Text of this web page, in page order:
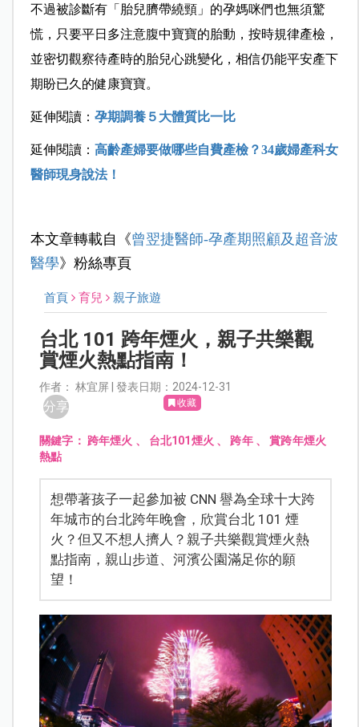
不過被診斷有「胎兒臍帶繞頸」的孕媽咪們也無須驚
慌，只要平日多注意腹中寶寶的胎動，按時規律產檢，
並密切觀察待產時的胎兒心跳變化，相信仍能平安產下
期盼已久的健康寶寶。
延伸閱讀： 孕期調養５大體質比一比
延伸閱讀： 高齡產婦要做哪些自費產檢？34歲婦產科女
醫師現身說法！
本文章轉載自《曾翌捷醫師-孕產期照顧及超音波
醫學》粉絲專頁
首頁 育兒 親子旅遊
台北 101 跨年煙火，親子共樂觀
賞煙火熱點指南！
作者： 林宜屏 | 發表日期：2024-12-31
分享 收藏
關鍵字： 跨年煙火 、 台北101煙火 、跨年、 賞跨年煙火
熱點
想帶著孩子一起參加被 CNN 譽為全球十大跨
年城市的台北跨年晚會，欣賞台北 101 煙
火？但又不想人擠人？親子共樂觀賞煙火熱
點指南，親山步道、河濱公園滿足你的願
望！